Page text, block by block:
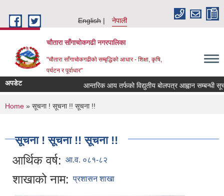
English
नेपाली
चौतारा साँगाचोकगढी नगरपालिका
"चौतारा साँगाचोकगढीको सम्बृद्धिको आधार - शिक्षा, कृषि,
पर्यटन र पूर्वाधार"
अपडेट आन्तरिक आय तर्फको विद्युतीय बोलपत्र आह्वान सम्बन्धी सूचना
You are here
Home » सूचना ! सूचना !! सूचना !!
सूचना ! सूचना !! सूचना !!
आर्थिक वर्ष: आ.व. ०८१-८२
शाखाको नाम: प्रशासन शाखा